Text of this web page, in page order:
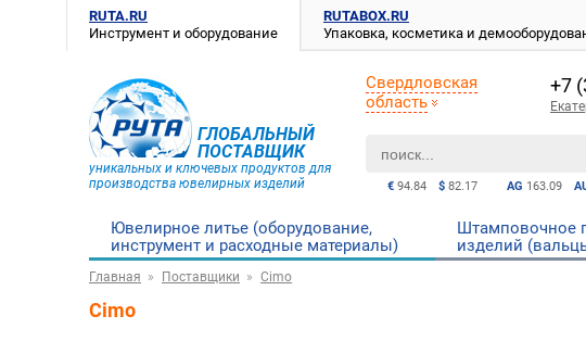
RUTA.RU
Инструмент и оборудование
RUTABOX.RU
Упаковка, косметика и
ГЛОБАЛЬНЫЙ
ПОСТАВЩИК
уникальных и ключевых продуктов для
производства ювелирных изделий
AG 163.09
€ 94.84 $ 82.17
Свердловская
область
+7
Ювелирное литье (оборудование,
инструмент и расходные материалы)
Штамповочное
изделий
Главная Поставщики Cimo
Cimo